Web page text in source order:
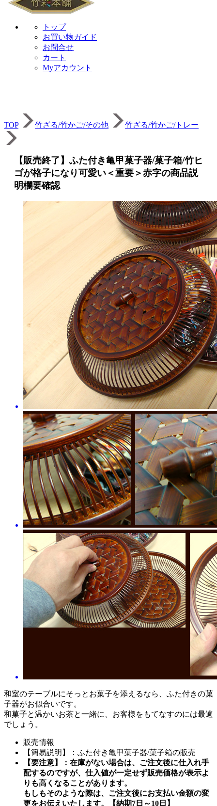
トップ
お買い物ガイド
お問合せ
カート
Myアカウント
TOP 竹ざる/竹かご/その他 竹ざる/竹かご/トレー
【販売終了】ふた付き亀甲菓子器/菓子箱/竹ヒ
ゴが格子になり可愛い＜重要＞赤字の商品説
明欄要確認
和室のテーブルにそっとお菓子を添えるなら、ふた付きの菓
子器がお似合いです。
和菓子と温かいお茶と一緒に、お客様をもてなすのには最適
でしょう。
販売情報
【簡易説明】： ふた付き亀甲菓子器/菓子箱の販売
【要注意】：在庫がない場合は、ご注文後に仕入れ手
配するのですが、仕入値が一定せず販売価格が表示よ
りも高くなることがあります。
もしもそのような際は、ご注文後にお支払い金額の変
更をお伝えいたします。【納期7日～10日】